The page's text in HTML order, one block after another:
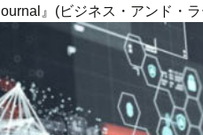
』(ビジネス・アンド・